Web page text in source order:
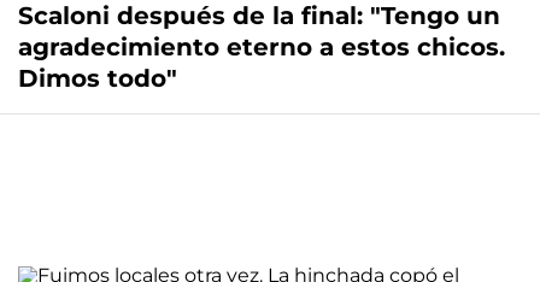
Scaloni después de la final: "Tengo un
agradecimiento eterno a estos chicos.
Dimos todo"